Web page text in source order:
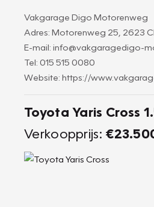
Vakgarage Digo Motorenweg
Adres: Motorenweg 25, 2623
E-mail: info@vakgaragedigo-
Tel: 015 515 0080
Website: https://
Toyota Yaris Cross
Verkoopprijs: